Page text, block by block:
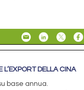
L’EXPORT DELLA CINA
base annua.